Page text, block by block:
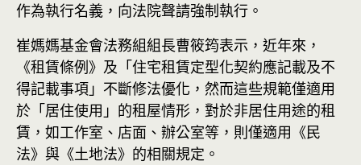
作為執行名義，向法院聲請強制執行。
崔媽媽基金會法務組組長曹筱筠表示，近年來，
《租賃條例》及「住宅租賃定型化契約應記載及不
得記載事項」不斷修法優化，然而這些規範僅適用
於「居住使用」的租屋情形，對於非居住用途的租
賃，如工作室、店面、辦公室等，則僅適用《民
法》與《土地法》的相關規定。